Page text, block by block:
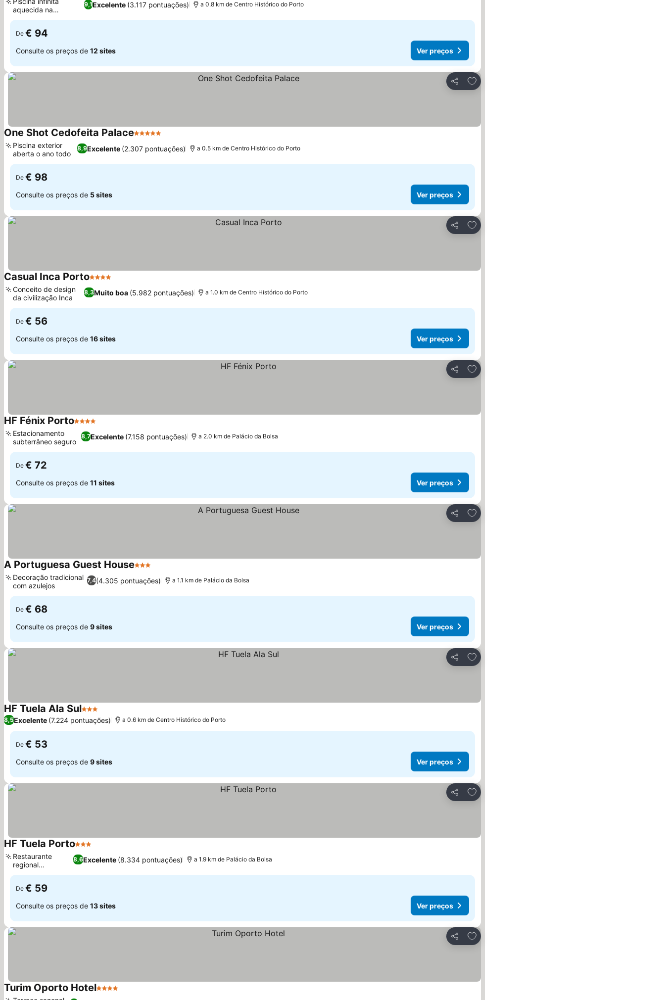
9,1Excelente (3.117 pontuações)
aquecida na
cobertura
a 0.8 km de Centro Histórico do Porto
De € 94
Consulte os preços de 12 sites Ver preços
Partilhar
Adicionar aos favoritos
One Shot Cedofeita Palace5 Estrelas
8,9Excelente (2.307 pontuações)
Piscina exterior
aberta o ano todo
a 0.5 km de Centro Histórico do Porto
De € 98
Consulte os preços de 5 sites Ver preços
Partilhar
Adicionar aos favoritos
Casual Inca Porto4 Estrelas
8,3Muito boa (5.982 pontuações)
Conceito de design
da civilização Inca
a 1.0 km de Centro Histórico do Porto
De € 56
Consulte os preços de 16 sites Ver preços
Partilhar
Adicionar aos favoritos
HF Fénix Porto4 Estrelas
8,7Excelente (7.158 pontuações)
Estacionamento
subterrâneo seguro
a 2.0 km de Palácio da Bolsa
De € 72
Consulte os preços de 11 sites Ver preços
Partilhar
Adicionar aos favoritos
A Portuguesa Guest House3 Estrelas
7,4(4.305 pontuações)
Decoração tradicional
com azulejos
a 1.1 km de Palácio da Bolsa
De € 68
Consulte os preços de 9 sites Ver preços
Partilhar
Adicionar aos favoritos
HF Tuela Ala Sul3 Estrelas
8,5Excelente (7.224 pontuações) a 0.6 km de Centro Histórico do Porto
De € 53
Consulte os preços de 9 sites Ver preços
Partilhar
Adicionar aos favoritos
HF Tuela Porto3 Estrelas
8,6Excelente (8.334 pontuações)
Restaurante
regional
português
a 1.9 km de Palácio da Bolsa
De € 59
Consulte os preços de 13 sites Ver preços
Partilhar
Adicionar aos favoritos
Turim Oporto Hotel4 Estrelas